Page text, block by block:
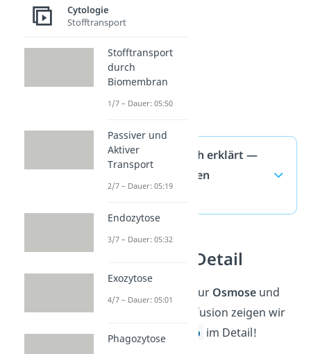
Osmose einfach erklärt —
häufigste Fragen
Osmose im Detail
Weitere Beispiele zur Osmose und
noch mehr zur Diffusion zeigen wir
dir in diesem
Video im Detail!
Cytologie
Stofftransport
Stofftransport
durch
Biomembran
1/7 – Dauer: 05:50
Passiver und
Aktiver
Transport
2/7 – Dauer: 05:19
Endozytose
3/7 – Dauer: 05:32
Exozytose
4/7 – Dauer: 05:01
Phagozytose